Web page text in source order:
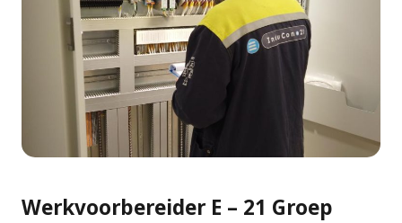
Werkvoorbereider E – 21 Groep